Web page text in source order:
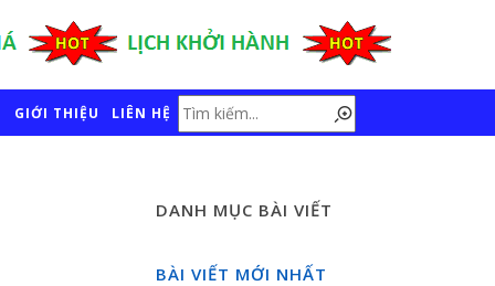
GIỚI THIỆU LIÊN HỆ
DANH MỤC BÀI VIẾT
BÀI VIẾT MỚI NHẤT